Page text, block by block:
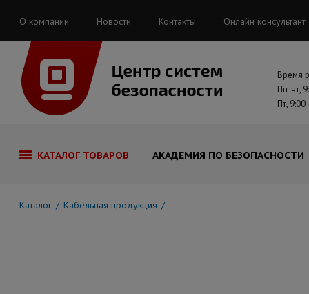
О компании Новости Контакты Онлайн консультант
Время
Пн-чт,
Пт,
КАТАЛОГ ТОВАРОВ АКАДЕМИЯ ПО БЕЗОПАСНОСТИ
Каталог Кабельная продукция